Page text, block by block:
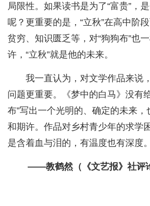
局限性。如果读书是为了“富贵”，
呢？更重要的是，“立秋”在高中阶
贫穷、知识匮乏等，对“狗狗布”也
许，“立秋”就是他的未来。
我一直认为，对文学作品来说
问题更重要。《梦中的白马》没有
布”写出一个光明的、确定的未来，
和期许。作品对乡村青少年的求学
是含着血与泪的，有温度也有深度。
——教鹤然（《文艺报》社评